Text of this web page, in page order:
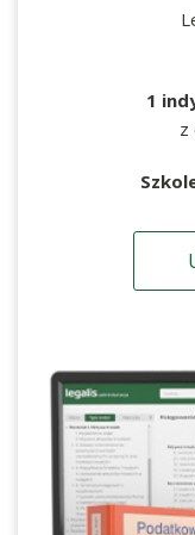
1
z